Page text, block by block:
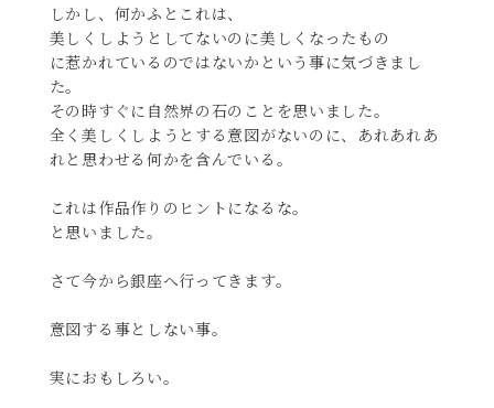
しかし、何かふとこれは、
美しくしようとしてないのに美しくなったもの
に惹かれているのではないかという事に気づきまし
た。
その時すぐに自然界の石のことを思いました。
全く美しくしようとする意図がないのに、あれあれあ
れと思わせる何かを含んでいる。
これは作品作りのヒントになるな。
と思いました。
さて今から銀座へ行ってきます。
意図する事としない事。
実におもしろい。